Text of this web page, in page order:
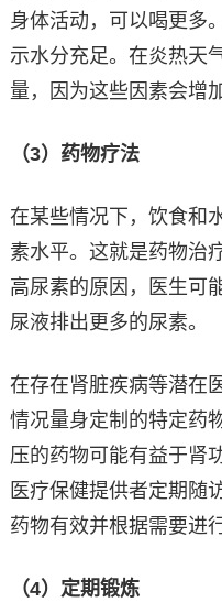
身体活动，可以喝更多
示水分充足。在炎热天
量，因为这些因素会增
（3）药物疗法
在某些情况下，饮食和
素水平。这就是药物治
高尿素的原因，医生可
尿液排出更多的尿素。
在存在肾脏疾病等潜在
情况量身定制的特定药
压的药物可能有益于肾
医疗保健提供者定期随
药物有效并根据需要进
（4）定期锻炼